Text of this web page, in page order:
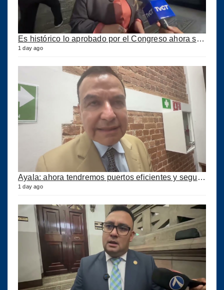
Es histórico lo aprobado por el Congreso ahora se podrán construir puertos privados
1 day ago
1 day ago